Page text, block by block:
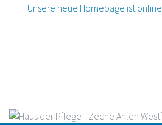
Unsere neue Homepage ist online